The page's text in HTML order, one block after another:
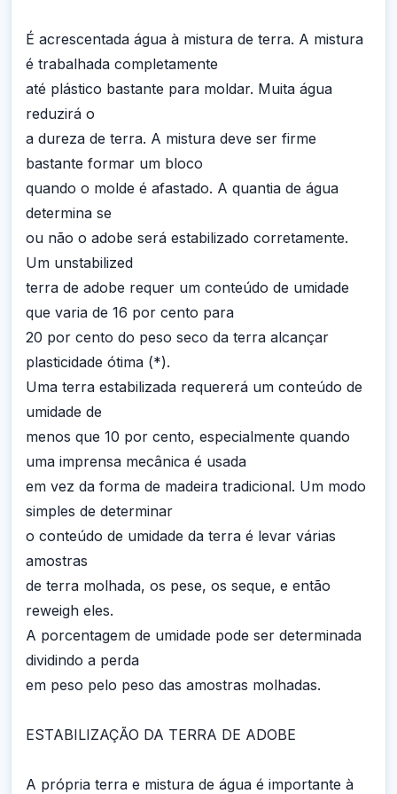
É acrescentada água à mistura de terra. A mistura
é trabalhada completamente
até plástico bastante para moldar. Muita água
reduzirá o
a dureza de terra. A mistura deve ser firme
bastante formar um bloco
quando o molde é afastado. A quantia de água
determina se
ou não o adobe será estabilizado corretamente.
Um unstabilized
terra de adobe requer um conteúdo de umidade
que varia de 16 por cento para
20 por cento do peso seco da terra alcançar
plasticidade ótima (*).
Uma terra estabilizada requererá um conteúdo de
umidade de
menos que 10 por cento, especialmente quando
uma imprensa mecânica é usada
em vez da forma de madeira tradicional. Um modo
simples de determinar
o conteúdo de umidade da terra é levar várias
amostras
de terra molhada, os pese, os seque, e então
reweigh eles.
A porcentagem de umidade pode ser determinada
dividindo a perda
em peso pelo peso das amostras molhadas.
ESTABILIZAÇÃO DA TERRA DE ADOBE
A própria terra e mistura de água é importante à